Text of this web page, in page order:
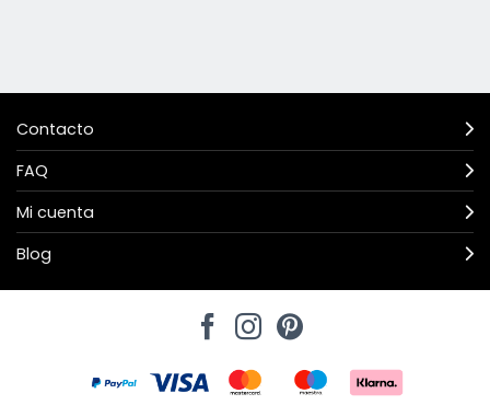
Contacto
FAQ
Mi cuenta
Blog